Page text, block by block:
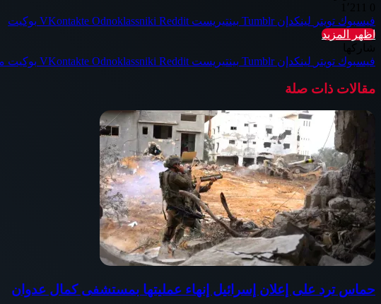
فيسبوك تويتر لينكدإن بينتيريست Odnoklassniki
بوكيت
اظهر المزيد
فيسبوك تويتر لينكدإن بينتيريست Odnoklassniki بوكيت
مقالات ذات صلة
حماس ترد على إعلان إسرائيل إنهاء عمليتها بمستشفى كمال عدوان